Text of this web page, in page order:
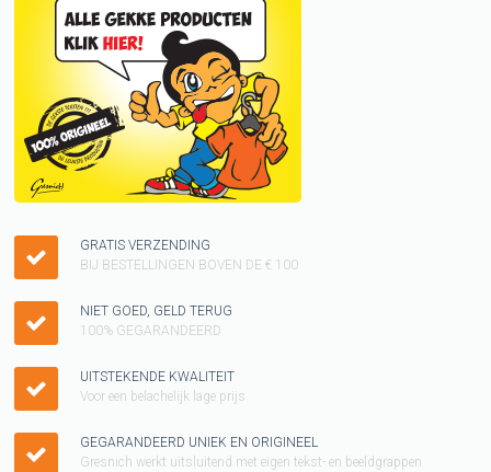
GRATIS VERZENDING
BIJ BESTELLINGEN BOVEN DE € 100
NIET GOED, GELD TERUG
100% GEGARANDEERD
UITSTEKENDE KWALITEIT
Voor een belachelijk lage prijs
GEGARANDEERD UNIEK EN ORIGINEEL
Gresnich werkt uitsluitend met eigen tekst- en beeldgrappen